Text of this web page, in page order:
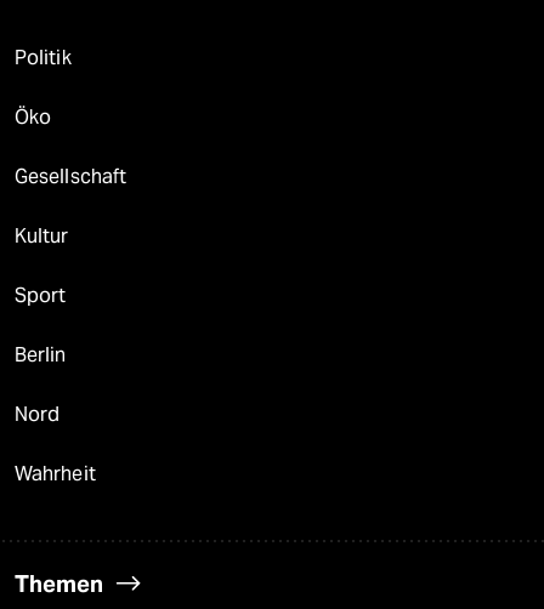
Politik
Öko
Gesellschaft
Kultur
Sport
Berlin
Nord
Wahrheit
Themen